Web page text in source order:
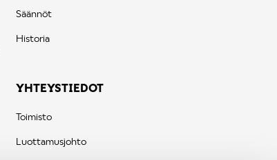
Säännöt
Historia
YHTEYSTIEDOT
Toimisto
Luottamusjohto